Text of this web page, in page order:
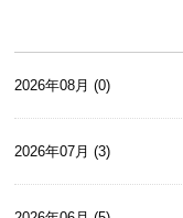
2026年08月 (0)
2026年07月 (3)